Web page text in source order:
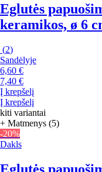
Eglutės
keramikos, ø 6
(2)
Sandėlyje
6,60 €
7,40 €
Į krepšelį
Į krepšelį
kiti variantai
+ Matmenys (5)
-20%
Dakls
Eglutės